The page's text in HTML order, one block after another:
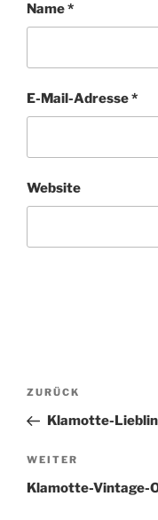
Name*
E-Mail-Adresse*
Website
Vorheriger
Beitrag
ZURÜCK
Klamotte-
Nächster
Beitrag
WEITER
Klamotte-Vintage-